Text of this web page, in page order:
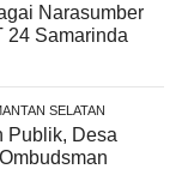
Narasumber
24 Samarinda
SELATAN
Publik, Desa